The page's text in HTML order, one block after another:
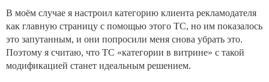
В моём случае я настроил категорию клиента рекламодателя
как главную страницу с помощью этого TC, но им показалось
это запутанным, и они попросили меня снова убрать это.
Поэтому я считаю, что TC «категории в витрине» с такой
модификацией станет идеальным решением.